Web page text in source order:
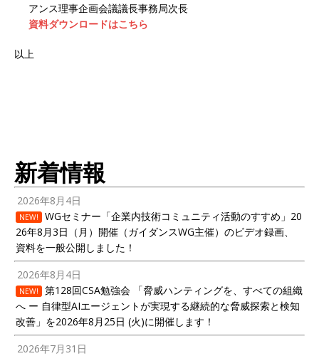
アンス理事企画会議議長事務局次長
資料ダウンロードはこちら
以上
新着情報
2026年8月4日
NEW!
WGセミナー「企業内技術コミュニティ活動のすすめ」20
26年8月3日（月）開催（ガイダンスWG主催）のビデオ録画、
資料を一般公開しました！
2026年8月4日
NEW!
第128回CSA勉強会 「脅威ハンティングを、すべての組織
へ ー 自律型AIエージェントが実現する継続的な脅威探索と検知
改善」を2026年8月25日 (火)に開催します！
2026年7月31日